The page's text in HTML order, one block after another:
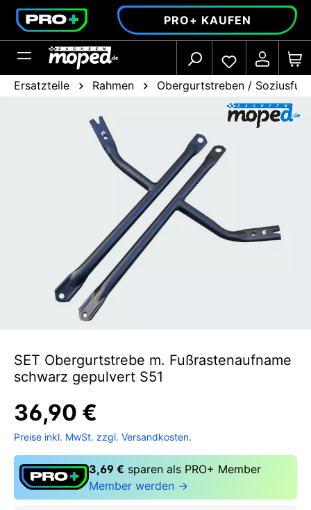
springen PRO+ KAUFEN
Ersatzteile Rahmen Obergurtstreben /
SET Obergurtstrebe m. Fußrastenaufname
schwarz gepulvert S51
36,90 €
Preise inkl. MwSt. zzgl. Versandkosten.
3,69 € sparen als PRO+ Member
Member werden →